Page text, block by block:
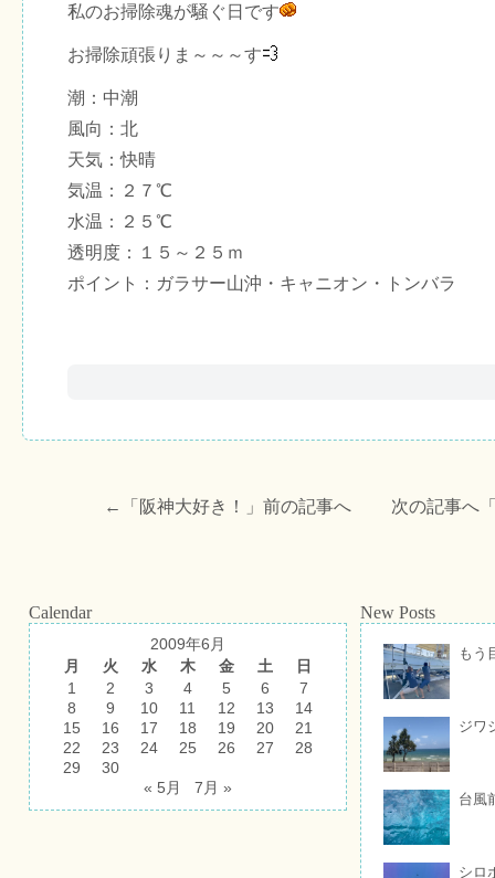
私のお掃除魂が騒ぐ日です
お掃除頑張りま～～～す
潮：中潮
風向：北
天気：快晴
気温：２７℃
水温：２５℃
透明度：１５～２５ｍ
ポイント：ガラサー山沖・キャニオン・トンバラ
←「 阪神大好き！ 」前の記事へ 次の記事へ
Calendar
2009年6月
月
火 水 木 金 土
日
1
2 3 4 5 6
7
8
9 10 11 12 13
14
15
16 17 18 19 20
21
22
23 24 25 26 27
28
29
30
« 5月
7月 »
New Posts
もう
ジワ
台風
シロ